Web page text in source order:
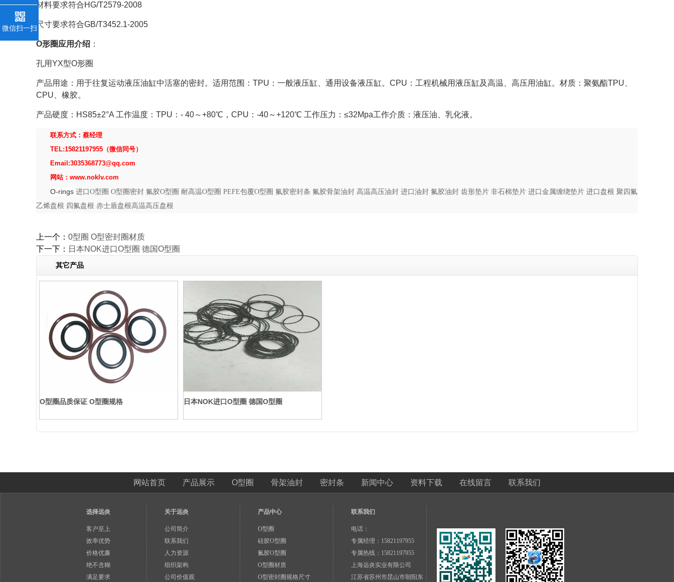
材料要求符合HG/T2579-2008
尺寸要求符合GB/T3452.1-2005
O形圈应用介绍 ：
孔用YX型O形圈
产品用途：用于往复运动液压油缸中活塞的密封。适用范围：TPU：一般液压缸、通用设备液压缸。CPU：工程机械用液压缸及高温、高压用油缸。材质：聚氨酯TPU、
CPU、橡胶。
产品硬度：HS85±2°A 工作温度：TPU：- 40～+80℃，CPU：-40～+120℃ 工作压力：≤32Mpa工作介质：液压油、乳化液。
联系方式：蔡经理
TEL:15821197955（微信同号）
Email:3035368773@qq.com
网站：www.noklv.com
O-rings 进口 O型圈 O型圈密封 氟胶O型圈 耐高温O型圈 PEFE包覆O型圈 氟胶密封条 氟胶骨架油封 高温高压油封 进口油封 氟胶油封 齿形垫片 非石棉垫片 进口金属缠绕垫片 进口盘根 聚四氟
乙烯盘根 四氟盘根 赤士盾盘根高温高压盘根
热门搜索：
上一个： 0型圈 O型密封圈材质
下一下： 日本NOK进口O型圈 德国O型圈
其它产品
O型圈品质保证 O型圈规格 日本NOK进口O型圈 德国O型圈
网站首页 产品展示 O型圈 骨架油封 密封条 新闻中心 资料下载 在线留言 联系我们
选择远炎
客户至上
效率优势
价格优廉
绝不含糊
满足要求
关于远炎
公司简介
联系我们
人力资源
组织架构
公司价值观
产品中心
O型圈
硅胶O型圈
氟胶O型圈
O型圈材质
O型密封圈规格尺寸
联系我们
电话：
专属经理：15821197955
专属热线：15821197955
上海远炎实业有限公司
江苏省苏州市昆山市朝阳东
微信扫一扫